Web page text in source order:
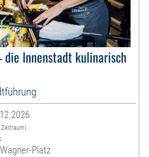
die Innenstadt kulinarisch
Platz